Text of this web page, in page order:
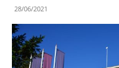
28/06/2021